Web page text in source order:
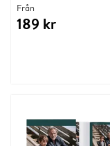
Från
189 kr